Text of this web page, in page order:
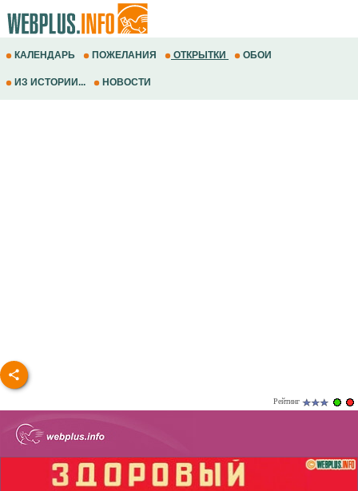
КАЛЕНДАРЬ ПОЖЕЛАНИЯ ОТКРЫТКИ ОБОИ
ИЗ ИСТОРИИ... НОВОСТИ
Рейтинг